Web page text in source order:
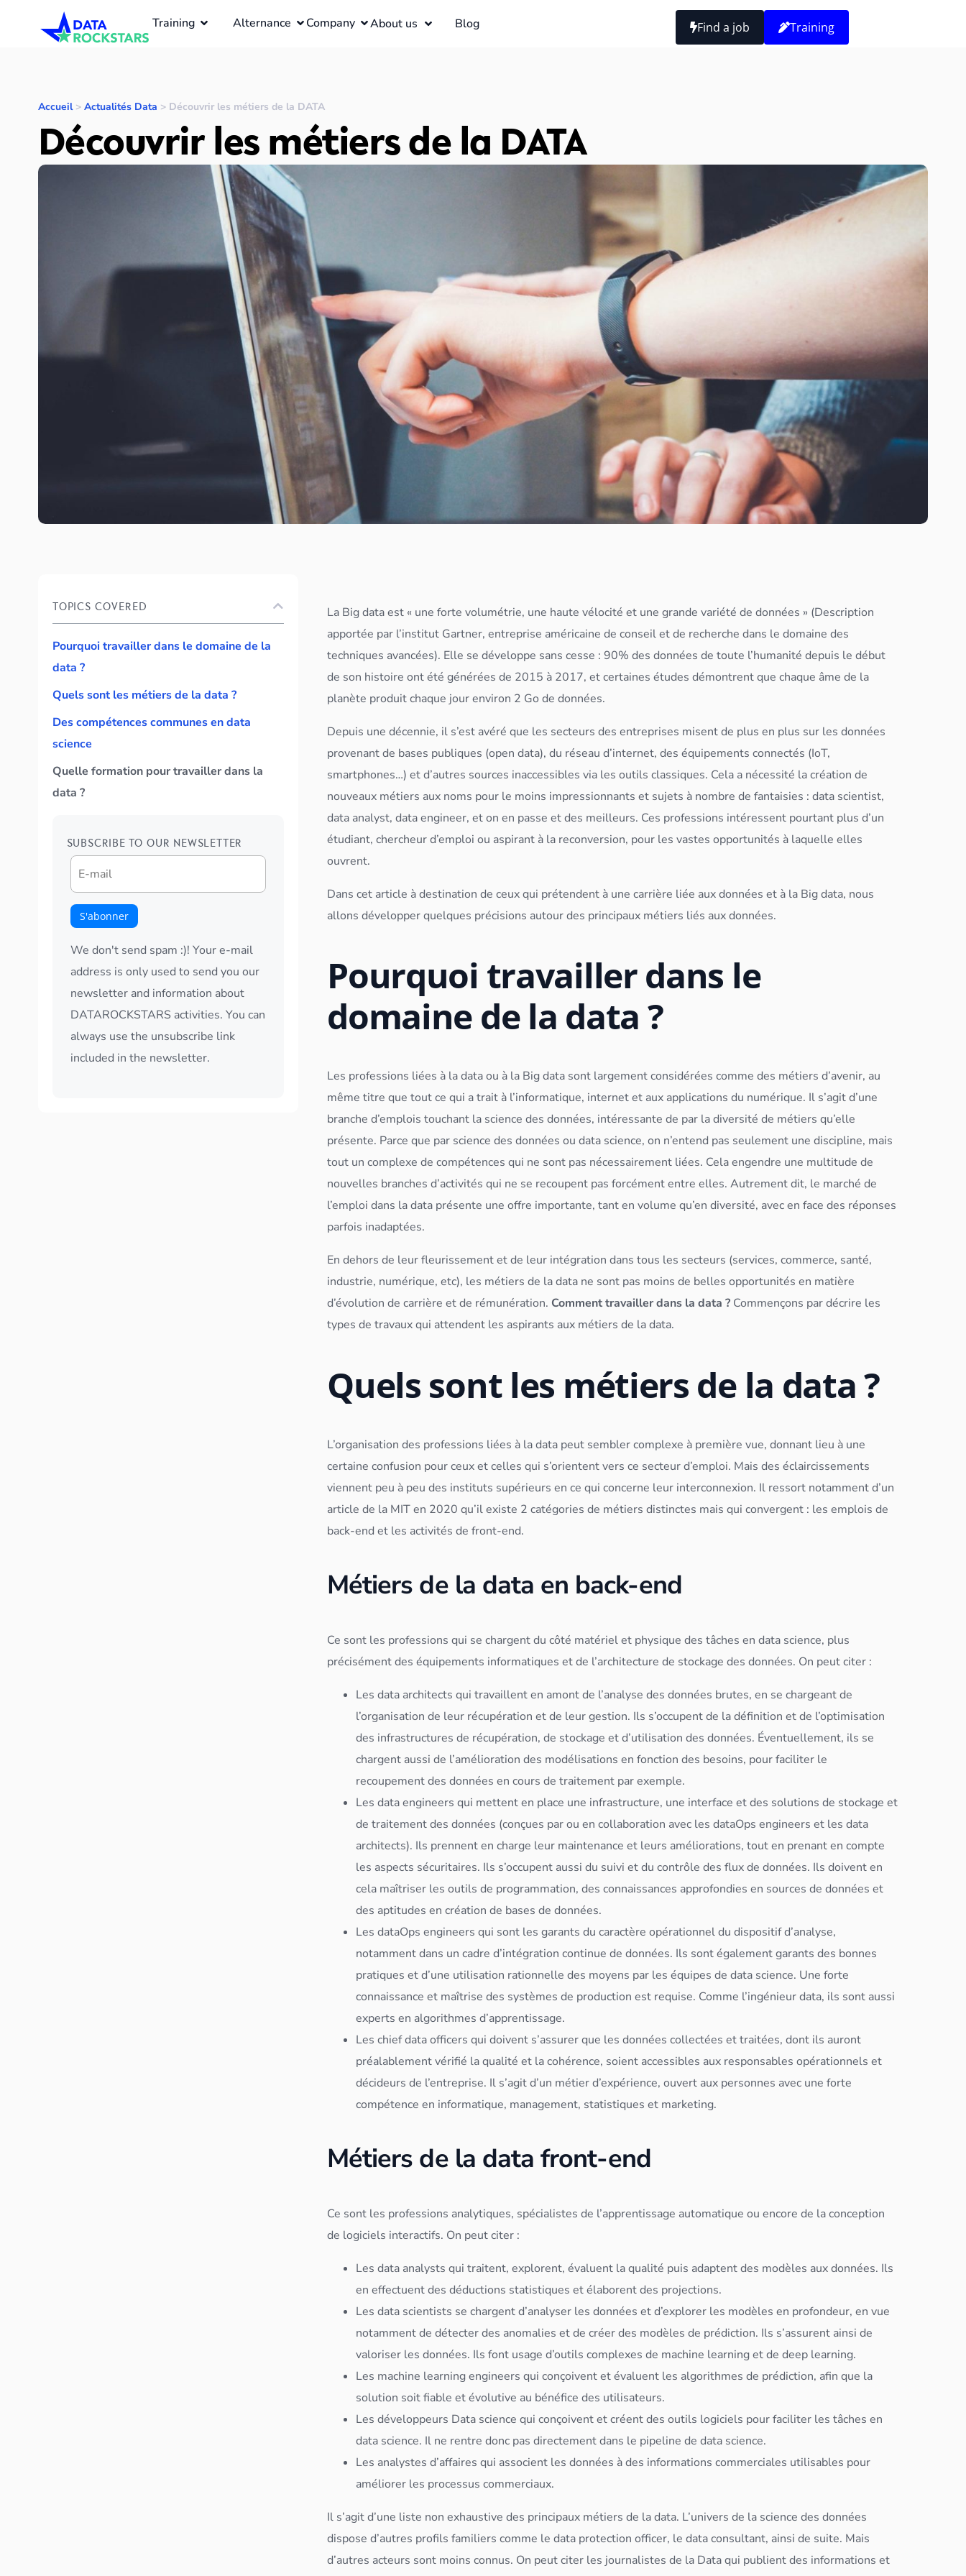
Training Alternance Company About us Blog Find a job Training
Accueil> Actualités Data > Découvrir les métiers de la DATA
Découvrir les métiers de la DATA
TOPICS COVERED
Pourquoi travailler dans le domaine de la
data ?
Quels sont les métiers de la data ?
Des compétences communes en data
science
Quelle formation pour travailler dans la
data ?
SUBSCRIBE TO OUR NEWSLETTER
We don't send spam :)! Your e-mail
address is only used to send you our
newsletter and information about
DATAROCKSTARS activities. You can
always use the unsubscribe link
included in the newsletter.
La Big dataest « une forte volumétrie, une haute vélocité et une grande variété dedonnées » (Description
apportée par l’institut Gartner, entreprise américaine de conseil et de recherche dans le domaine des
techniques avancées). Elle se développe sans cesse : 90% desdonnées de toute l’humanité depuis le début
de son histoire ont été générées de 2015 à 2017, et certaines études démontrent que chaque âme de la
planète produit chaque jour environ 2 Go dedonnées.
Depuis une décennie, il s’est avéré que les secteurs des entreprises misent de plus en plus sur lesdonnées
provenant de bases publiques (open data), du réseau d’internet, des équipements connectés (IoT,
smartphones…) et d’autres sources inaccessibles via les outils classiques. Cela a nécessité la création de
nouveaux métiers aux noms pour le moins impressionnants et sujets à nombre de fantaisies :data scientist,
data analyst,data engineer, et on en passe et des meilleurs. Ces professions intéressent pourtant plus d’un
étudiant, chercheur d’emploi ou aspirant à la reconversion, pour les vastes opportunités à laquelle elles
ouvrent.
Dans cet article à destination de ceux qui prétendent à une carrière liée auxdonnées et à la Big data, nous
allons développer quelques précisions autour des principaux métiers liés auxdonnées.
Pourquoi travailler dans le
domaine de la data ?
Les professions liées à la data ou à la Big data sont largement considérées comme des métiers d’avenir, au
même titre que tout ce qui a trait à l’informatique, internet et aux applications du numérique. Il s’agit d’une
branche d’emplois touchant la science desdonnées, intéressante de par la diversité de métiers qu’elle
présente. Parce que par science desdonnées oudata science, on n’entend pas seulement une discipline, mais
tout un complexe de compétences qui ne sont pas nécessairement liées. Cela engendre une multitude de
nouvelles branches d’activités qui ne se recoupent pas forcément entre elles. Autrement dit, le marché de
l’emploi dans la data présente une offre importante, tant en volume qu’en diversité, avec en face des réponses
parfois inadaptées.
En dehors de leur fleurissement et de leur intégration dans tous les secteurs (services, commerce, santé,
industrie, numérique, etc), les métiers de la data ne sont pas moins de belles opportunités en matière
d’évolution de carrière et de rémunération. Comment travailler dans la data ? Commençons par décrire les
types de travaux qui attendent les aspirants aux métiers de la data.
Quels sont les métiers de la data ?
L’organisation des professions liées à la data peut sembler complexe à première vue, donnant lieu à une
certaine confusion pour ceux et celles qui s’orientent vers ce secteur d’emploi. Mais des éclaircissements
viennent peu à peu des instituts supérieurs en ce qui concerne leur interconnexion. Il ressort notamment d’un
article de la MIT en 2020 qu’il existe 2 catégories de métiers distinctes mais qui convergent : les emplois de
back-end et les activités de front-end.
Métiers de la data en back-end
Ce sont les professions qui se chargent du côté matériel et physique des tâches endata science, plus
précisément des équipements informatiques et de l’architecture de stockage desdonnées. On peut citer :
Lesdata architects qui travaillent en amont de l’analyse desdonnées brutes, en se chargeant de
l’organisation de leur récupération et de leur gestion. Ils s’occupent de la définition et de l’optimisation
des infrastructures de récupération, de stockage et d’utilisation desdonnées. Éventuellement, ils se
chargent aussi de l’amélioration des modélisations en fonction des besoins, pour faciliter le
recoupement desdonnées en cours de traitement par exemple.
Lesdata engineers qui mettent en place une infrastructure, une interface et des solutions de stockage et
de traitement desdonnées (conçues par ou en collaboration avec les dataOps engineers et lesdata
architects). Ils prennent en charge leur maintenance et leurs améliorations, tout en prenant en compte
les aspects sécuritaires. Ils s’occupent aussi du suivi et du contrôle des flux dedonnées. Ils doivent en
cela maîtriser les outils de programmation, des connaissances approfondies en sources dedonnées et
des aptitudes en création de bases dedonnées.
Les dataOps engineers qui sont les garants du caractère opérationnel du dispositif d’analyse,
notamment dans un cadre d’intégration continue dedonnées. Ils sont également garants des bonnes
pratiques et d’une utilisation rationnelle des moyens par les équipes dedata science. Une forte
connaissance et maîtrise des systèmes de production est requise. Comme l’ingénieur data, ils sont aussi
experts en algorithmes d’apprentissage.
Les chief data officers qui doivent s’assurer que lesdonnées collectées et traitées, dont ils auront
préalablement vérifié la qualité et la cohérence, soient accessibles aux responsables opérationnels et
décideurs de l’entreprise. Il s’agit d’un métier d’expérience, ouvert aux personnes avec une forte
compétence en informatique, management, statistiques et marketing.
Métiers de la data front-end
Ce sont les professions analytiques, spécialistes de l’apprentissage automatique ou encore de la conception
de logiciels interactifs. On peut citer :
Lesdata analysts qui traitent, explorent, évaluent la qualité puis adaptent des modèles auxdonnées. Ils
en effectuent des déductions statistiques et élaborent des projections.
Lesdata scientists se chargent d’analyser lesdonnées et d’explorer les modèles en profondeur, en vue
notamment de détecter des anomalies et de créer des modèles de prédiction. Ils s’assurent ainsi de
valoriser lesdonnées. Ils font usage d’outils complexes de machine learning et dedeep learning.
Les machine learning engineers qui conçoivent et évaluent les algorithmes de prédiction, afin que la
solution soit fiable et évolutive au bénéfice des utilisateurs.
Les développeurs Data science qui conçoivent et créent des outils logiciels pour faciliter les tâches en
data science. Il ne rentre donc pas directement dans le pipeline dedata science.
Les analystes d’affaires qui associent lesdonnées à des informations commerciales utilisables pour
améliorer les processus commerciaux.
Il s’agit d’une liste non exhaustive des principaux métiers de la data. L’univers de la science desdonnées
dispose d’autres profils familiers comme le data protection officer, le data consultant, ainsi de suite. Mais
d’autres acteurs sont moins connus. On peut citer les journalistes de la Data qui publient des informations et